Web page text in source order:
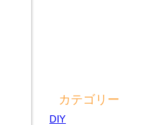
カテゴリー
DIY